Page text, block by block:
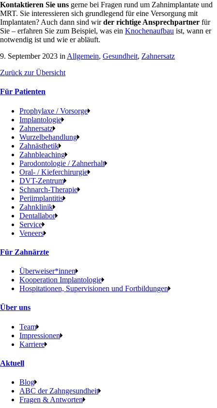
Kontaktieren Sie uns gerne bei Fragen rund um Zahnimplantate und
MRT. Sie interessieren sich grundlegend für eine Versorgung mit
Implantaten? Auch dann sind wirder richtige Ansprechpartner für
Sie – erfahren Sie zum Beispiel, was ein Knochenaufbau ist, wann er
notwendig ist und wie er abläuft.
9. September 2023 in Allgemein, Gesundheit, Zahnersatz
Zurück zur Übersicht
Für Patienten
Prophylaxe / Vorsorge
Implantologie
Zahnersatz
Wurzelbehandlung
Zahnästhetik
Zahnbleaching
Parodontologie / Zahnerhalt
Oral- / Kieferchirurgie
DVT-Zentrum
Schnarch-Therapie
Periimplantitis
Zahnklinik
Dentallabor
Service
Veneers
Für Zahnärzte
Überweiser*innen
Kooperation Implantologie
Hospitationen, Supervisionen und Fortbildungen
Über uns
Team
Impressionen
Karriere
Aktuell
Blog
ABC der Zahngesundheit
Fragen & Antworten